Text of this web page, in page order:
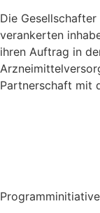
Die Gesellschafter
verankerten
ihren Auftrag in
Partnerschaft mit